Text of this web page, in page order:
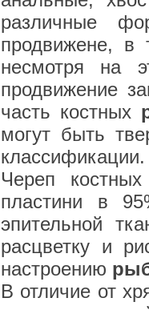
различные
продвижене, в
несмотря на
продвижение
часть костных
могут быть
классификации.
Череп
пластини в
эпительной
расцветку и
настроению
В отличие от